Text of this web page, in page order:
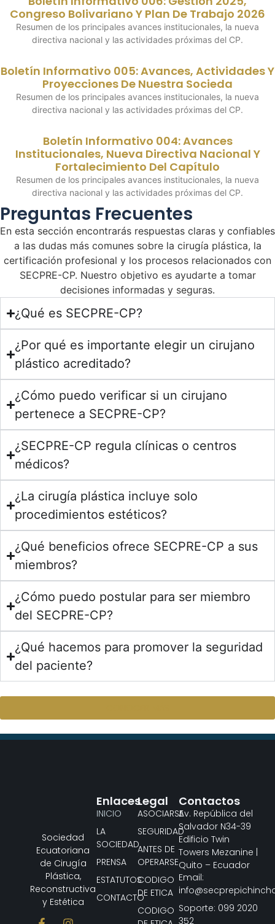
Congreso Bolivariano Y Plan De Trabajo 2026
Resumen de los principales avances institucionales, la nueva
directiva nacional y las actividades próximas del CP.
Boletín Informativo 005: Avances, Actividades Y
Proyecciones De Nuestra Socieda
Resumen de los principales avances institucionales, la nueva
directiva nacional y las actividades próximas del CP.
Boletín Informativo 004: Avances
Institucionales, Nueva Directiva Nacional Y
Fortalecimiento Del Capítulo
Resumen de los principales avances institucionales, la nueva
directiva nacional y las actividades próximas del CP.
Preguntas Frecuentes
En esta sección encontrarás respuestas claras y confiables
a las dudas más comunes sobre la cirugía plástica, la
certificación profesional y los procesos relacionados con
SECPRE-CP. Nuestro objetivo es ayudarte a tomar
decisiones informadas y seguras.
¿Qué es SECPRE-CP?
¿Por qué es importante elegir un cirujano
plástico acreditado?
¿Cómo puedo verificar si un cirujano
pertenece a SECPRE-CP?
¿SECPRE-CP regula clínicas o centros
médicos?
¿La cirugía plástica incluye solo
procedimientos estéticos?
¿Qué beneficios ofrece SECPRE-CP a sus
miembros?
¿Cómo puedo postular para ser miembro
del SECPRE-CP?
¿Qué hacemos para promover la seguridad
del paciente?
Sociedad
Ecuatoriana
de Cirugía
Plástica,
Reconstructiva
y Estética
Legal
ASOCIARSE
SEGURIDAD
ANTES DE
OPERARSE
CODIGO
DE ETICA
CODIGO
Enlaces
INICIO
LA
SOCIEDAD
PRENSA
ESTATUTOS
CONTACTO
Contactos
Av. República del
Salvador N34-39
Edificio Twin
Towers Mezanine |
Quito – Ecuador
Email:
Soporte: 099 2020
352